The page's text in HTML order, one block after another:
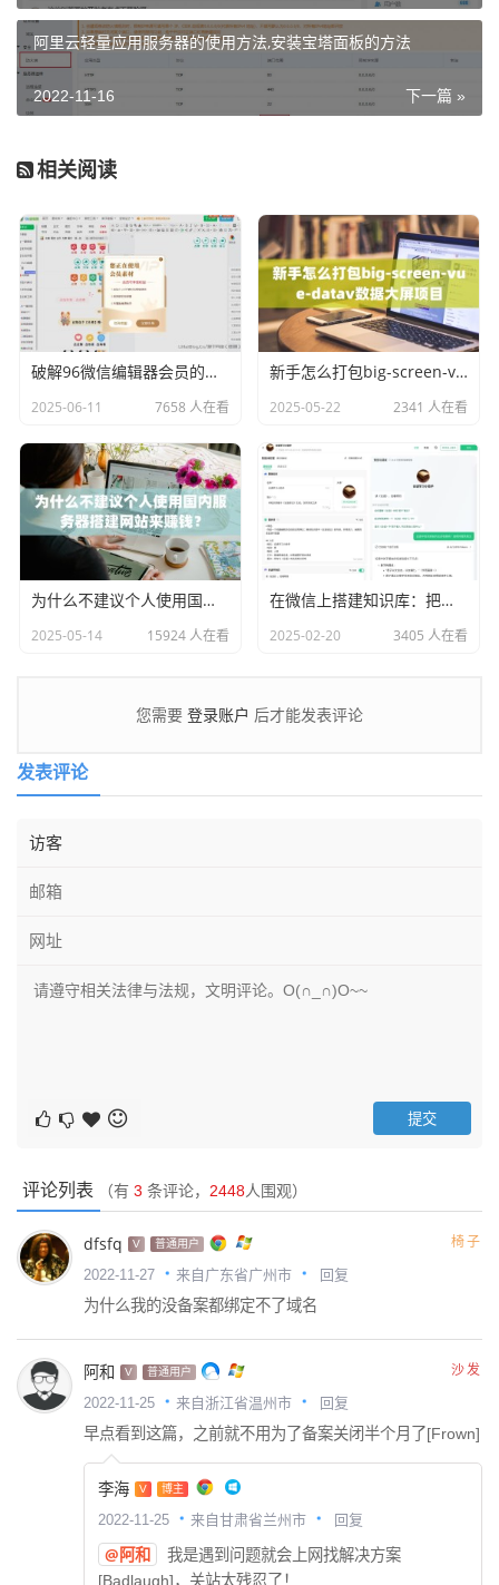
阿里云轻量应用服务器的使用方法,安装宝塔面板的方法
下一篇 »
2022-11-16
相关阅读
破解96微信编辑器会员的方法，会员样式任性用！
2025-06-11 7658 人在看
新手怎么打包big-screen-vue-datav数据大屏项目
2025-05-22 2341 人在看
为什么不建议个人使用国内服务器搭建网站来赚钱？
2025-05-14 15924 人在看
在微信上搭建知识库：把文件变成你的知识机器人
2025-02-20 3405 人在看
您需要 登录账户 后才能发表评论
发表评论
评论列表 （有 3 条评论， 2448人围观）
dfsfq V 普通用户 椅子
2022-11-27 来自广东省广州市 回复
为什么我的没备案都绑定不了域名
阿和 V 普通用户 沙发
2022-11-25 来自浙江省温州市 回复
早点看到这篇，之前就不用为了备案关闭半个月了[Frown]
李海 V 博主
2022-11-25 来自甘肃省兰州市 回复
@阿和
我是遇到问题就会上网找解决方案
[Badlaugh]，关站太残忍了！